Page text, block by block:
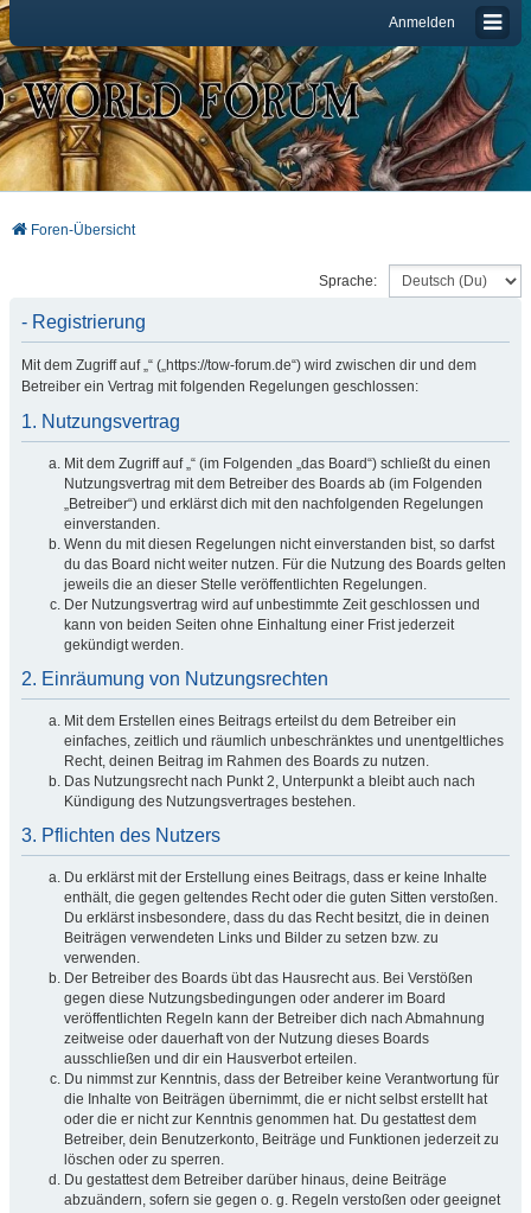
Anmelden
Foren-Übersicht
Sprache:
- Registrierung
Mit dem Zugriff auf „“ („https://tow-forum.de“) wird zwischen dir und dem
Betreiber ein Vertrag mit folgenden Regelungen geschlossen:
1. Nutzungsvertrag
Mit dem Zugriff auf „“ (im Folgenden „das Board“) schließt du einen
Nutzungsvertrag mit dem Betreiber des Boards ab (im Folgenden
„Betreiber“) und erklärst dich mit den nachfolgenden Regelungen
einverstanden.
Wenn du mit diesen Regelungen nicht einverstanden bist, so darfst
du das Board nicht weiter nutzen. Für die Nutzung des Boards gelten
jeweils die an dieser Stelle veröffentlichten Regelungen.
Der Nutzungsvertrag wird auf unbestimmte Zeit geschlossen und
kann von beiden Seiten ohne Einhaltung einer Frist jederzeit
gekündigt werden.
2. Einräumung von Nutzungsrechten
Mit dem Erstellen eines Beitrags erteilst du dem Betreiber ein
einfaches, zeitlich und räumlich unbeschränktes und unentgeltliches
Recht, deinen Beitrag im Rahmen des Boards zu nutzen.
Das Nutzungsrecht nach Punkt 2, Unterpunkt a bleibt auch nach
Kündigung des Nutzungsvertrages bestehen.
3. Pflichten des Nutzers
Du erklärst mit der Erstellung eines Beitrags, dass er keine Inhalte
enthält, die gegen geltendes Recht oder die guten Sitten verstoßen.
Du erklärst insbesondere, dass du das Recht besitzt, die in deinen
Beiträgen verwendeten Links und Bilder zu setzen bzw. zu
verwenden.
Der Betreiber des Boards übt das Hausrecht aus. Bei Verstößen
gegen diese Nutzungsbedingungen oder anderer im Board
veröffentlichten Regeln kann der Betreiber dich nach Abmahnung
zeitweise oder dauerhaft von der Nutzung dieses Boards
ausschließen und dir ein Hausverbot erteilen.
Du nimmst zur Kenntnis, dass der Betreiber keine Verantwortung für
die Inhalte von Beiträgen übernimmt, die er nicht selbst erstellt hat
oder die er nicht zur Kenntnis genommen hat. Du gestattest dem
Betreiber, dein Benutzerkonto, Beiträge und Funktionen jederzeit zu
löschen oder zu sperren.
Du gestattest dem Betreiber darüber hinaus, deine Beiträge
abzuändern, sofern sie gegen o. g. Regeln verstoßen oder geeignet